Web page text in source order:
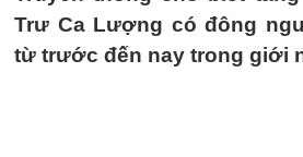
Trư Ca Lượng có đông
từ trước đến nay trong giới